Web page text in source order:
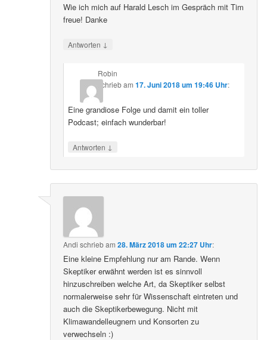
Wie ich mich auf Harald Lesch im Gespräch mit Tim
freue! Danke
Antworten ↓
Robin
schriebam 17. Juni 2018 um 19:46 Uhr:
Eine grandiose Folge und damit ein toller
Podcast; einfach wunderbar!
Antworten ↓
Andi schriebam28. März 2018 um 22:27 Uhr:
Eine kleine Empfehlung nur am Rande. Wenn
Skeptiker erwähnt werden ist es sinnvoll
hinzuschreiben welche Art, da Skeptiker selbst
normalerweise sehr für Wissenschaft eintreten und
auch die Skeptikerbewegung. Nicht mit
Klimawandelleugnern und Konsorten zu
verwechseln :)